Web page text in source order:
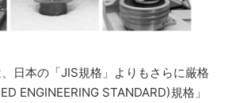
日本の「JIS規格」よりもさらに厳格
ENGINEERING STANDARD)規格」